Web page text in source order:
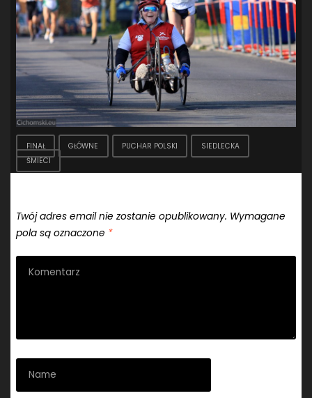
FINAŁ GŁÓWNE PUCHAR POLSKI
SIEDLECKA
ŚMIECI
Twój adres email nie zostanie opublikowany. Wymagane
pola są oznaczone *